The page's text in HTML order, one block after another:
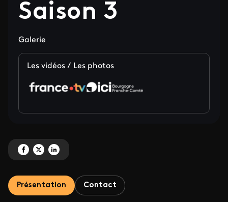
Saison 3
Galerie
Les vidéos / Les photos
Partagez 'La conspiration du silence - Saison 3' sur Facebook
Partagez 'La conspiration du silence - Saison 3' sur X
Partagez 'La conspiration du silence - Saison 3' sur LinkedIn
Présentation Contact